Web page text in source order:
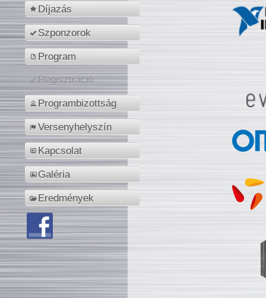
Díjazás
Szponzorok
Program
Regisztráció
Programbizottság
Versenyhelyszín
Kapcsolat
Galéria
Eredmények